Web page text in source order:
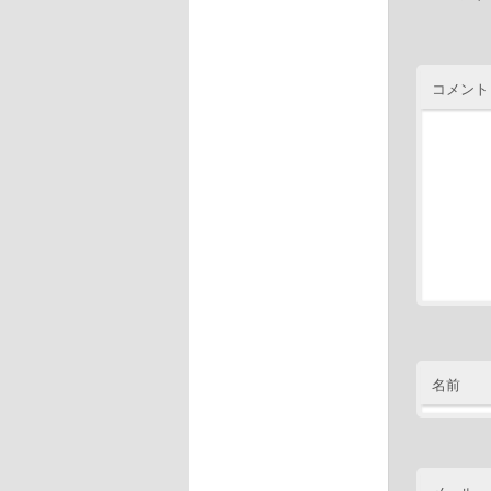
コメント
名前